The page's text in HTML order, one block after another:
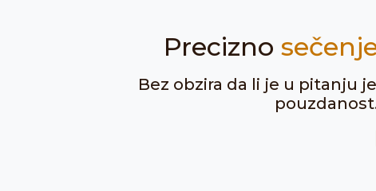
Precizno
Bez obzira da li je u pitanju